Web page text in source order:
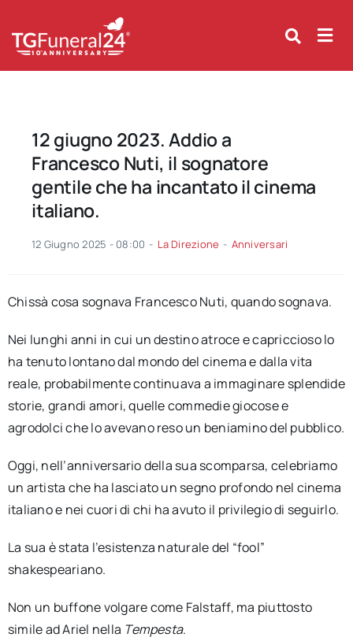
content
12 giugno 2023. Addio a
Francesco Nuti, il sognatore
gentile che ha incantato il cinema
italiano.
12 Giugno 2025 - 08:00 - La Direzione - Anniversari
Chissà cosa sognava Francesco Nuti, quando sognava.
Nei lunghi anni in cui un destino atroce e capriccioso lo
ha tenuto lontano dal mondo del cinema e dalla vita
reale, probabilmente continuava a immaginare splendide
storie, grandi amori, quelle commedie giocose e
agrodolci che lo avevano reso un beniamino del pubblico.
Oggi, nell’anniversario della sua scomparsa, celebriamo
un artista che ha lasciato un segno profondo nel cinema
italiano e nei cuori di chi ha avuto il privilegio di seguirlo.
La sua è stata l’esistenza naturale del “fool”
shakespeariano.
Non un buffone volgare come Falstaff, ma piuttosto
simile ad Ariel nella Tempesta.